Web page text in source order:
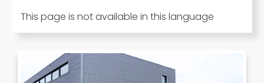
This page is not available in this language